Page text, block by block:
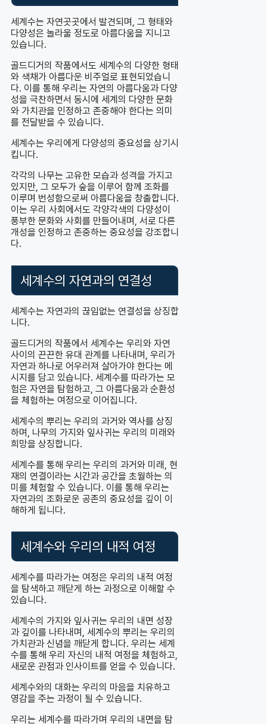
세계수는 자연곳곳에서 발견되며, 그 형태와
다양성은 놀라울 정도로 아름다움을 지니고
있습니다.
골드디거의 작품에서도 세계수의 다양한 형태
와 색채가 아름다운 비주얼로 표현되었습니
다. 이를 통해 우리는 자연의 아름다움과 다양
성을 극찬하면서 동시에 세계의 다양한 문화
와 가치관을 인정하고 존중해야 한다는 의미
를 전달받을 수 있습니다.
세계수는 우리에게 다양성의 중요성을 상기시
킵니다.
각각의 나무는 고유한 모습과 성격을 가지고
있지만, 그 모두가 숲을 이루어 함께 조화를
이루며 번성함으로써 아름다움을 창출합니다.
이는 우리 사회에서도 각양각색의 다양성이
풍부한 문화와 사회를 만들어내며, 서로 다른
개성을 인정하고 존중하는 중요성을 강조합니
다.
세계수의 자연과의 연결성
세계수는 자연과의 끊임없는 연결성을 상징합
니다.
골드디거의 작품에서 세계수는 우리와 자연
사이의 끈끈한 유대 관계를 나타내며, 우리가
자연과 하나로 어우러져 살아가야 한다는 메
시지를 담고 있습니다. 세계수를 따라가는 모
험은 자연을 탐험하고, 그 아름다움과 순환성
을 체험하는 여정으로 이어집니다.
세계수의 뿌리는 우리의 과거와 역사를 상징
하며, 나무의 가지와 잎사귀는 우리의 미래와
희망을 상징합니다.
세계수를 통해 우리는 우리의 과거와 미래, 현
재의 연결이라는 시간과 공간을 초월하는 의
미를 체험할 수 있습니다. 이를 통해 우리는
자연과의 조화로운 공존의 중요성을 깊이 이
해하게 됩니다.
세계수와 우리의 내적 여정
세계수를 따라가는 여정은 우리의 내적 여정
을 탐색하고 깨닫게 하는 과정으로 이해할 수
있습니다.
세계수의 가지와 잎사귀는 우리의 내면 성장
과 깊이를 나타내며, 세계수의 뿌리는 우리의
가치관과 신념을 깨닫게 합니다. 우리는 세계
수를 통해 우리 자신의 내적 여정을 체험하고,
새로운 관점과 인사이트를 얻을 수 있습니다.
세계수와의 대화는 우리의 마음을 치유하고
영감을 주는 과정이 될 수 있습니다.
우리는 세계수를 따라가며 우리의 내면을 탐